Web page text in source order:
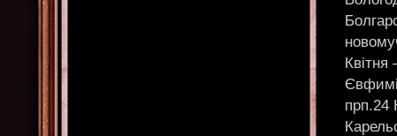
прп.24